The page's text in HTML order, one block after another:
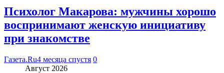
Психолог Макарова: мужчины хорошо
воспринимают женскую инициативу
при знакомстве
Газета.Ru4 месяца спустя 0
Август 2026